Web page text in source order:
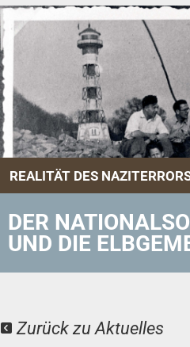
REALITÄT DES
DER
UND DIE
Zurück zu Aktuelles